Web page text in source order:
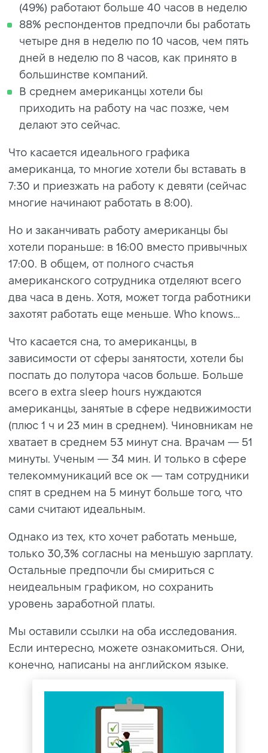
(49%) работают больше 40 часов в неделю
88% респондентов предпочли бы работать
четыре дня в неделю по 10 часов, чем пять
дней в неделю по 8 часов, как принято в
большинстве компаний.
В среднем американцы хотели бы
приходить на работу на час позже, чем
делают это сейчас.
Что касается идеального графика
американца, то многие хотели бы вставать в
7:30 и приезжать на работу к девяти (сейчас
многие начинают работать в 8:00).
Но и заканчивать работу американцы бы
хотели пораньше: в 16:00 вместо привычных
17:00. В общем, от полного счастья
американского сотрудника отделяют всего
два часа в день. Хотя, может тогда работники
захотят работать еще меньше. Who knows…
Что касается сна, то американцы, в
зависимости от сферы занятости, хотели бы
поспать до полутора часов больше. Больше
всего в extra sleep hours нуждаются
американцы, занятые в сфере недвижимости
(плюс 1 ч и 23 мин в среднем). Чиновникам не
хватает в среднем 53 минут сна. Врачам — 51
минуты. Ученым — 34 мин. И только в сфере
телекоммуникаций все ок — там сотрудники
спят в среднем на 5 минут больше того, что
сами считают идеальным.
Однако из тех, кто хочет работать меньше,
только 30,3% согласны на меньшую зарплату.
Остальные предпочли бы смириться с
неидеальным графиком, но сохранить
уровень заработной платы.
Мы оставили ссылки на оба исследования.
Если интересно, можете ознакомиться. Они,
конечно, написаны на английском языке.